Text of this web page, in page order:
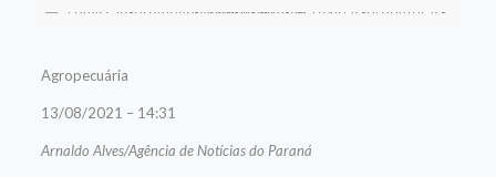
Agropecuária
13/08/2021 – 14:31
Arnaldo Alves/Agência de Notícias do Paraná